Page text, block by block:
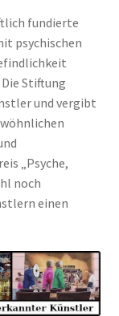
fundierte
psychischen
Stiftung
und vergibt
„Psyche,
noch
einen